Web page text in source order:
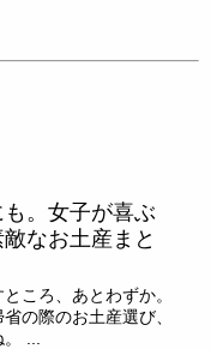
。女子が喜ぶ
なお土産まと
ころ、あとわずか。
の際のお土産選び、
...